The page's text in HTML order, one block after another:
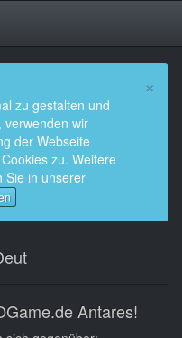
×
zu gestalten und
verwenden wir
der Webseite
zu. Weitere
Sie in unserer
Antares!